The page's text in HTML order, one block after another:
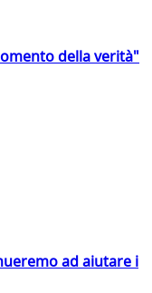
della verità"
ad aiutare i